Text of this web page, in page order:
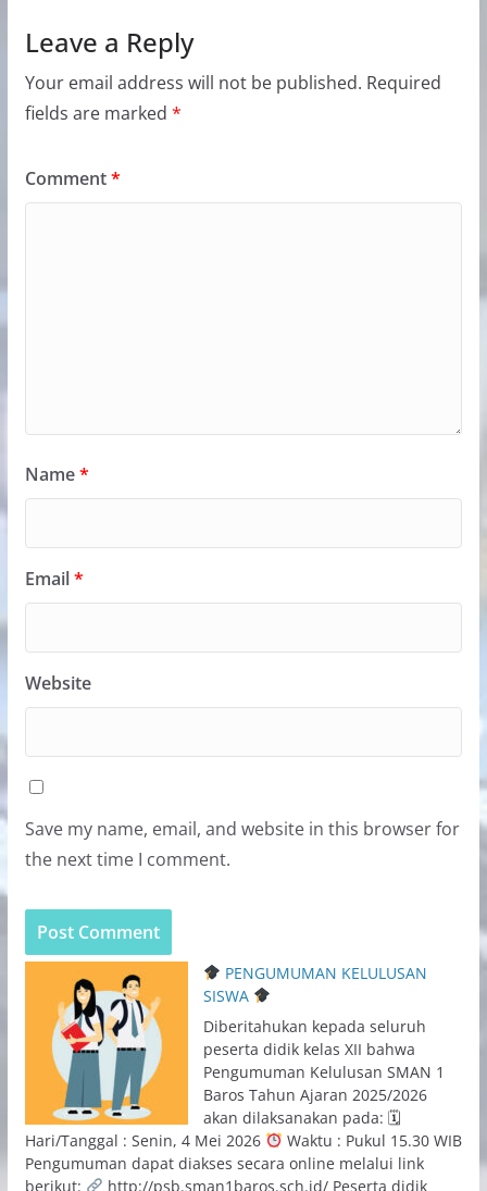
Leave a Reply
Your email address will not be published. Required
fields are marked *
Comment*
Name*
Email*
Website
Save my name, email, and website in this browser for
the next time I comment.
PENGUMUMAN KELULUSAN
SISWA
Diberitahukan kepada seluruh
peserta didik kelas XII bahwa
Pengumuman Kelulusan SMAN 1
Baros Tahun Ajaran 2025/2026
akan dilaksanakan pada: 🗓
Hari/Tanggal : Senin, 4 Mei 2026
Waktu : Pukul 15.30 WIB
Pengumuman dapat diakses secara online melalui link
berikut:
http://psb.sman1baros.sch.id/ Peserta didik